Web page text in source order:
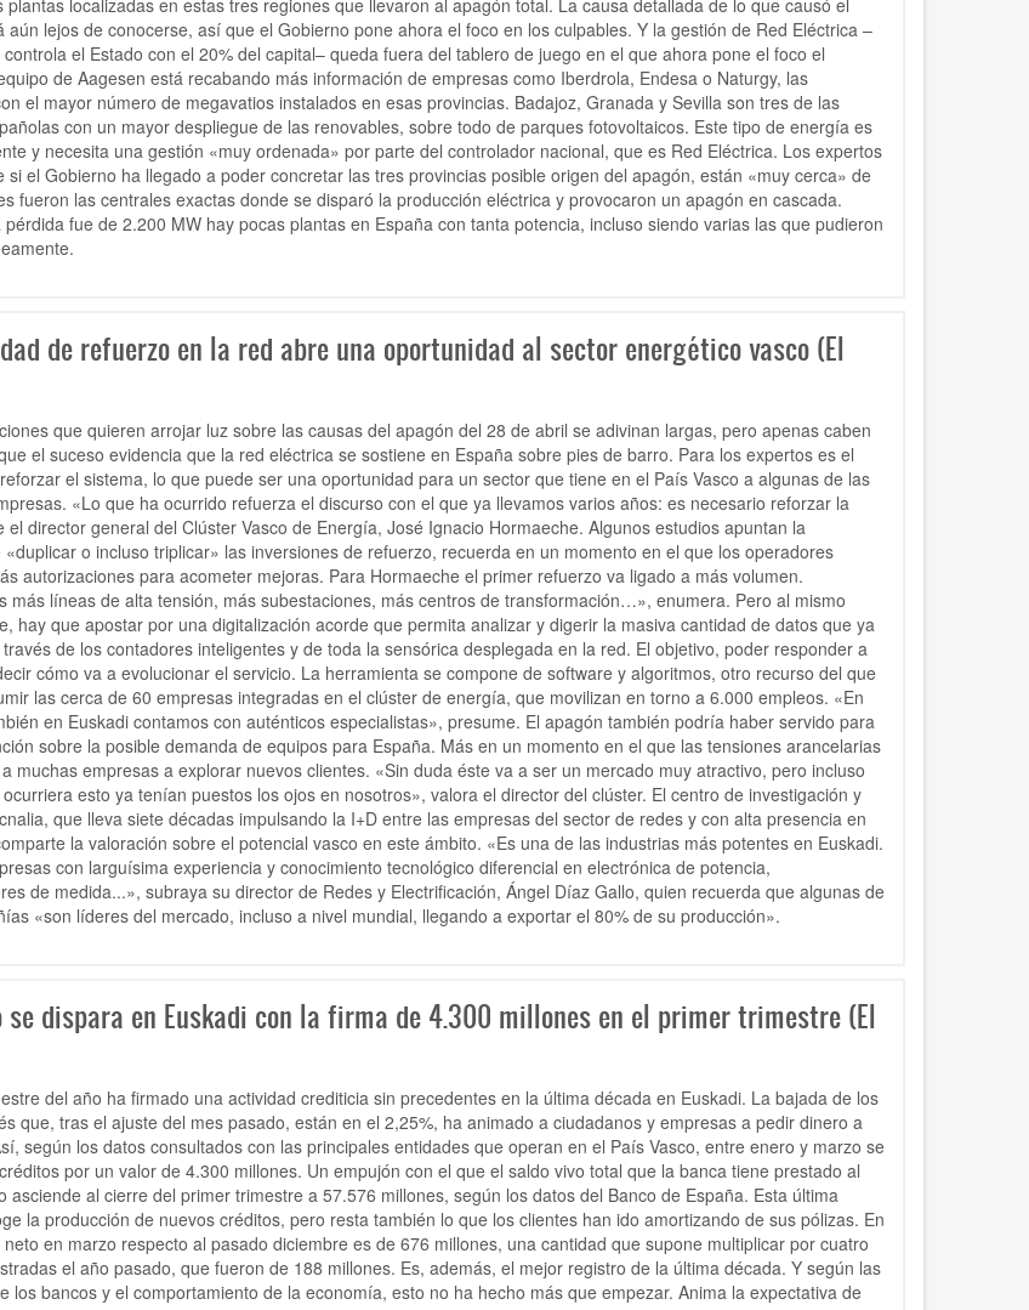
plantas localizadas en estas tres regiones que llevaron al apagón total. La causa detallada de lo que causó el
aún lejos de conocerse, así que el Gobierno pone ahora el foco en los culpables. Y la gestión de Red Eléctrica –
el Estado con el 20% del capital– queda fuera del tablero de juego en el que ahora pone el foco el
de Aagesen está recabando más información de empresas como Iberdrola, Endesa o Naturgy, las
el mayor número de megavatios instalados en esas provincias. Badajoz, Granada y Sevilla son tres de las
con un mayor despliegue de las renovables, sobre todo de parques fotovoltaicos. Este tipo de energía es
y necesita una gestión «muy ordenada» por parte del controlador nacional, que es Red Eléctrica. Los expertos
si el Gobierno ha llegado a poder concretar las tres provincias posible origen del apagón, están «muy cerca» de
fueron las centrales exactas donde se disparó la producción eléctrica y provocaron un apagón en cascada.
pérdida fue de 2.200 MW hay pocas plantas en España con tanta potencia, incluso siendo varias las que pudieron
de refuerzo en la red abre una oportunidad al sector energético vasco (El
que quieren arrojar luz sobre las causas del apagón del 28 de abril se adivinan largas, pero apenas caben
el suceso evidencia que la red eléctrica se sostiene en España sobre pies de barro. Para los expertos es el
el sistema, lo que puede ser una oportunidad para un sector que tiene en el País Vasco a algunas de las
«Lo que ha ocurrido refuerza el discurso con el que ya llevamos varios años: es necesario reforzar la
el director general del Clúster Vasco de Energía, José Ignacio Hormaeche. Algunos estudios apuntan la
«duplicar o incluso triplicar» las inversiones de refuerzo, recuerda en un momento en el que los operadores
autorizaciones para acometer mejoras. Para Hormaeche el primer refuerzo va ligado a más volumen.
más líneas de alta tensión, más subestaciones, más centros de transformación…», enumera. Pero al mismo
hay que apostar por una digitalización acorde que permita analizar y digerir la masiva cantidad de datos que ya
de los contadores inteligentes y de toda la sensórica desplegada en la red. El objetivo, poder responder a
cómo va a evolucionar el servicio. La herramienta se compone de software y algoritmos, otro recurso del que
las cerca de 60 empresas integradas en el clúster de energía, que movilizan en torno a 6.000 empleos. «En
en Euskadi contamos con auténticos especialistas», presume. El apagón también podría haber servido para
sobre la posible demanda de equipos para España. Más en un momento en el que las tensiones arancelarias
muchas empresas a explorar nuevos clientes. «Sin duda éste va a ser un mercado muy atractivo, pero incluso
esto ya tenían puestos los ojos en nosotros», valora el director del clúster. El centro de investigación y
que lleva siete décadas impulsando la I+D entre las empresas del sector de redes y con alta presencia en
la valoración sobre el potencial vasco en este ámbito. «Es una de las industrias más potentes en Euskadi.
con larguísima experiencia y conocimiento tecnológico diferencial en electrónica de potencia,
de medida...», subraya su director de Redes y Electrificación, Ángel Díaz Gallo, quien recuerda que algunas de
«son líderes del mercado, incluso a nivel mundial, llegando a exportar el 80% de su producción».
se dispara en Euskadi con la firma de 4.300 millones en el primer trimestre (El
del año ha firmado una actividad crediticia sin precedentes en la última década en Euskadi. La bajada de los
que, tras el ajuste del mes pasado, están en el 2,25%, ha animado a ciudadanos y empresas a pedir dinero a
según los datos consultados con las principales entidades que operan en el País Vasco, entre enero y marzo se
por un valor de 4.300 millones. Un empujón con el que el saldo vivo total que la banca tiene prestado al
asciende al cierre del primer trimestre a 57.576 millones, según los datos del Banco de España. Esta última
la producción de nuevos créditos, pero resta también lo que los clientes han ido amortizando de sus pólizas. En
en marzo respecto al pasado diciembre es de 676 millones, una cantidad que supone multiplicar por cuatro
el año pasado, que fueron de 188 millones. Es, además, el mejor registro de la última década. Y según las
los bancos y el comportamiento de la economía, esto no ha hecho más que empezar. Anima la expectativa de